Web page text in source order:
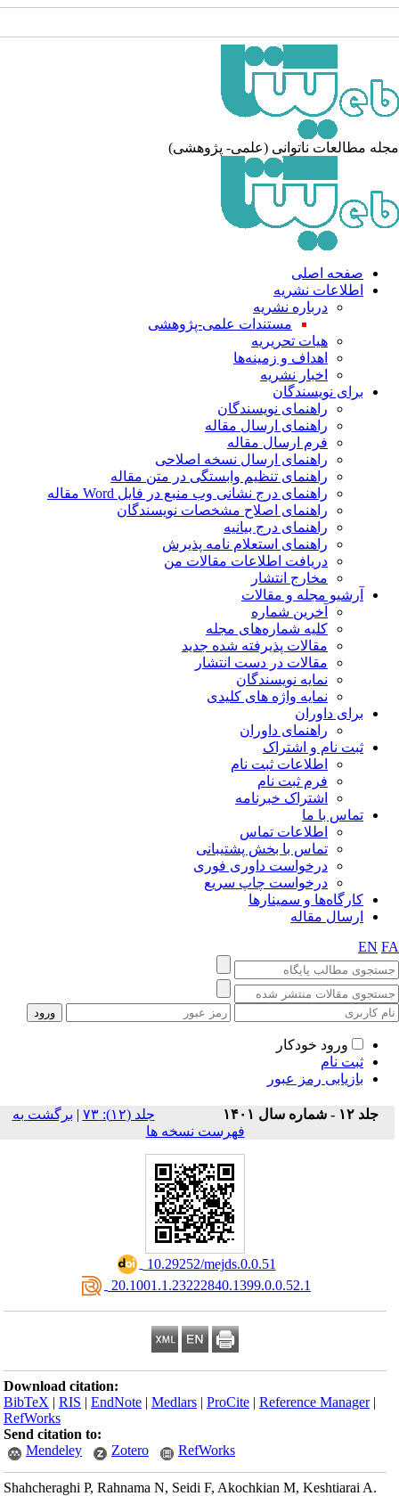
مطالعات ناتوانی (علمی- پژوهشی)
صفحه اصلی
اطلاعات نشریه
درباره نشریه
مستندات علمی-پژوهشی
هیات تحریریه
اهداف و زمینه‌ها
اخبار نشریه
برای نویسندگان
راهنمای نویسندگان
راهنمای ارسال مقاله
فرم ارسال مقاله
راهنمای ارسال نسخه اصلاحی
راهنمای تنظیم وابستگی در متن مقاله
راهنمای درج نشانی وب منبع در فایل Word مقاله
راهنمای اصلاح مشخصات نویسندگان
راهنمای درج بیانیه
راهنمای استعلام نامه پذیرش
دریافت اطلاعات مقالات من
مخارج انتشار
آرشیو مجله و مقالات
آخرین شماره
کلیه شماره‌های مجله
مقالات پذیرفته شده جدید
مقالات در دست انتشار
نمایه نویسندگان
نمایه واژه های کلیدی
برای داوران
راهنمای داوران
ثبت نام و اشتراک
اطلاعات ثبت نام
فرم ثبت نام
اشتراک خبرنامه
تماس با ما
اطلاعات تماس
تماس با بخش پشتیبانی
درخواست داوری فوری
درخواست چاپ سریع
کارگاه‌ها و سمینارها
ارسال مقاله
EN
ورود خودکار
ثبت نام
بازیابی رمز عبور
جلد ۱۲ - شماره سال ۱۴۰۱ ‫جلد (۱۲): ۷۳ | برگشت به
فهرست نسخه ها
‎ 10.29252/mejds.0.0.51
‎ 20.1001.1.23222840.1399.0.0.52.1
Download citation:
BibTeX |RIS |EndNote |Medlars |ProCite |Reference Manager
RefWorks
Send citation to:
Mendeley
Zotero RefWorks
Shahcheraghi P, Rahnama N, Seidi F, Akochkian M, Keshtiarai A.